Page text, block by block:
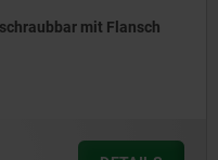
Schwenkspanner
350,95 CHF